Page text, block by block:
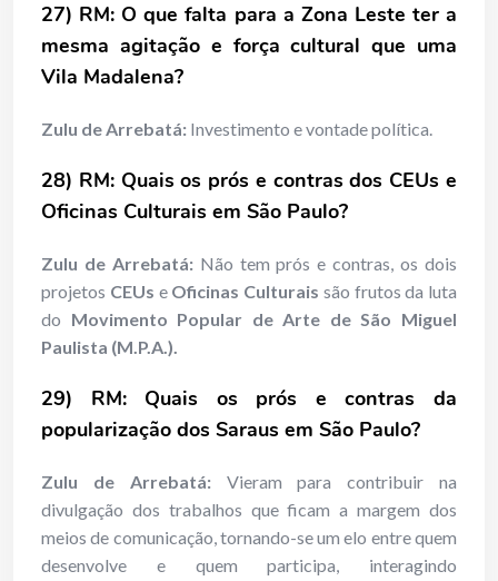
27) RM: O que falta para a Zona Leste ter a
mesma agitação e força cultural que uma
Vila Madalena?
Zulu de Arrebatá: Investimento e vontade política.
28) RM: Quais os prós e contras dos CEUs e
Oficinas Culturais em São Paulo?
Zulu de Arrebatá: Não tem prós e contras, os dois
projetos CEUs e Oficinas Culturais são frutos da luta
do Movimento Popular de Arte de São Miguel
Paulista (M.P.A.).
29) RM: Quais os prós e contras da
popularização dos Saraus em São Paulo?
Zulu de Arrebatá: Vieram para contribuir na
divulgação dos trabalhos que ficam a margem dos
meios de comunicação, tornando-se um elo entre quem
desenvolve e quem participa, interagindo